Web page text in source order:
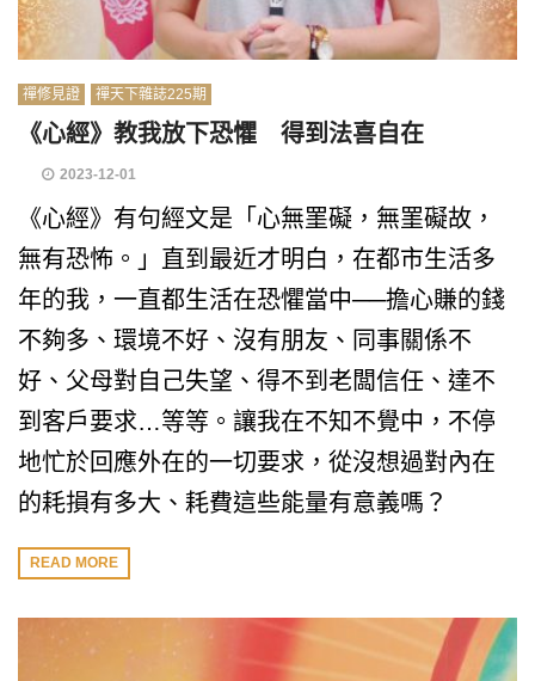
禪修見證 禪天下雜誌225期
《心經》教我放下恐懼 得到法喜自在
2023-12-01
《心經》有句經文是「心無罣礙，無罣礙故，
無有恐怖。」直到最近才明白，在都市生活多
年的我，一直都生活在恐懼當中──擔心賺的錢
不夠多、環境不好、沒有朋友、同事關係不
好、父母對自己失望、得不到老闆信任、達不
到客戶要求…等等。讓我在不知不覺中，不停
地忙於回應外在的一切要求，從沒想過對內在
的耗損有多大、耗費這些能量有意義嗎？
READ MORE